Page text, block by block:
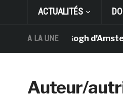
ACTUALITÉS
A LA UNE
Van Gogh d’Amsterdam
Auteur/